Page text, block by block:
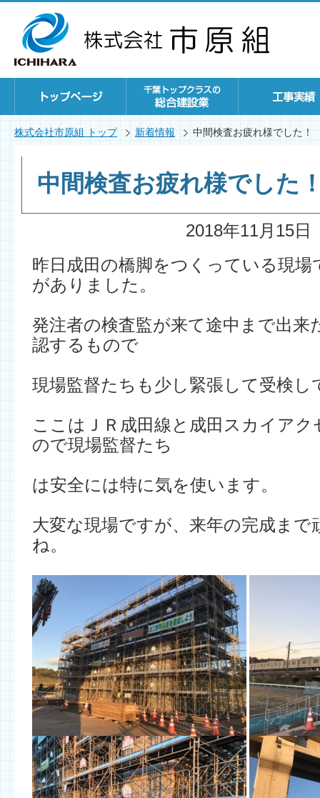
株式会社市原組 トップ 新着情報 中間検査お疲れ様でした！
中間検査お疲れ様でした
2018年11月15日
昨日成田の橋脚をつくっている現場
がありました。
発注者の検査監が来て途中まで出来
認するもので
現場監督たちも少し緊張して受検し
ここはＪＲ成田線と成田スカイア
ので現場監督たち
は安全には特に気を使います。
大変な現場ですが、来年の完成まで
ね。